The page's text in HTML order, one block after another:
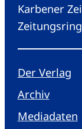
Karbener
Der Verlag
Archiv
Mediadaten